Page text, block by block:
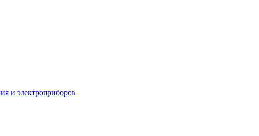
и электроприборов